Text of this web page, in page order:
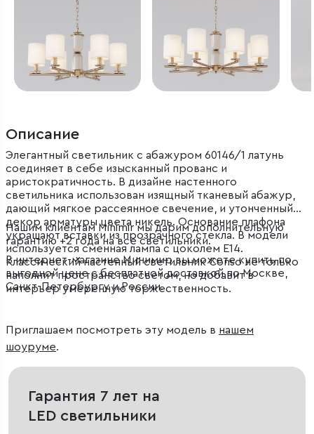
Описание
Элегантный светильник с абажуром 60146/1 латунь
соединяет в себе изысканный прованс и
аристократичность. В дизайне настенного
светильника использован изящный тканевый абажур,
дающий мягкое рассеянное свечение, и утонченный
декор арматуры цвета никель. Основание плафона
украшают вставки из прозрачного стекла. В модели
используется сменная лампа с цоколем E14.
Классический настенный светильник Conso не только
наполнит пространство светом, но добавит в
интерьер умеренную торжественность.
Нашим клиентам Minimir мы дарим дополнительную
гарантию +2 года на все светильники.
В интернет-магазине Минимир вы можете купить по
выгодной цене с бесплатной доставкой по Москве,
Санкт-Петербургу и России.
Приглашаем посмотреть эту модель в нашем
шоуруме.
Гарантия 7 лет на
LED светильники